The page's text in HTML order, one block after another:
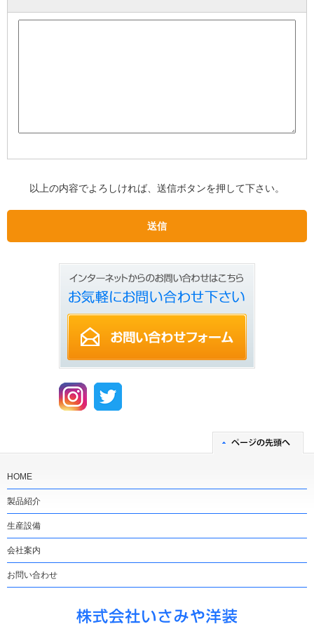
以上の内容でよろしければ、送信ボタンを押して下さい。
HOME
製品紹介
生産設備
会社案内
お問い合わせ